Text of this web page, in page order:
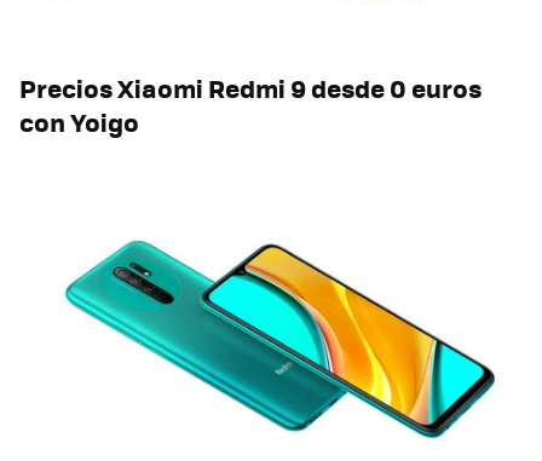
Precios Xiaomi Redmi 9 desde 0 euros
con Yoigo